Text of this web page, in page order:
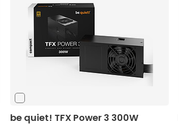
be quiet! TFX Power 3 300W